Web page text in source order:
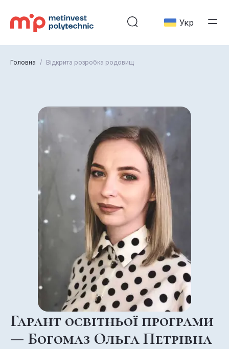
Укр
Головна / Відкрита розробка родовищ
Гарант освітньої програми
— Богомаз Ольга Петрівна